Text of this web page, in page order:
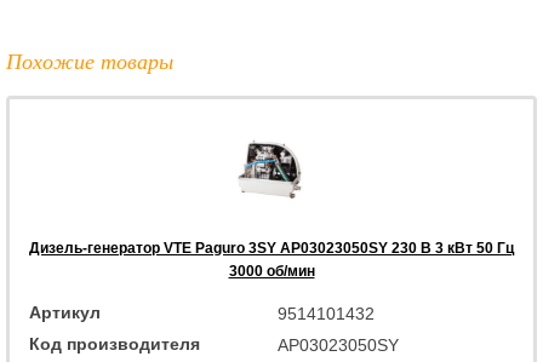
Похожие товары
Дизель-генератор VTE Paguro 3SY AP03023050SY 230 В 3 кВт 50 Гц
3000 об/мин
Артикул
9514101432
Код производителя
AP03023050SY